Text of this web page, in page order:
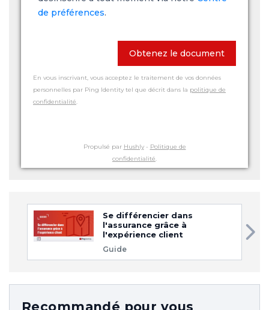
de préférences.
Obtenez le document
En vous inscrivant, vous acceptez le traitement de vos données
personnelles par Ping Identity tel que décrit dans la politique de
confidentialité
Propulsé par Hushly- Politique de
confidentialité
Se différencier dans
l'assurance grâce à
l'expérience client
Guide
Recommandé pour vous